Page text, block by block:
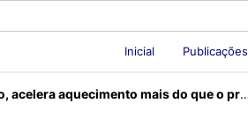
Inicial Publicações
aquecimento mais do que o previsto.